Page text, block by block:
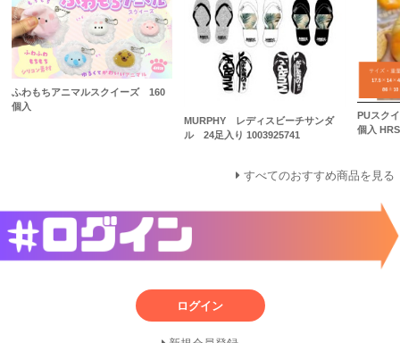
ふわもちアニマルスクイーズ 160
個入
MURPHY レディスビーチサンダ
ル 24足入り 1003925741
PUスク
個入
すべてのおすすめ商品を見る
ログイン